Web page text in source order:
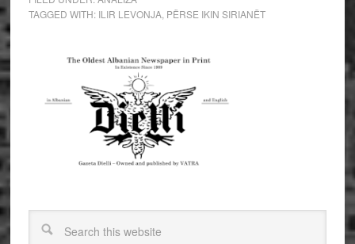
TAGGED WITH: ILIR LEVONJA, PËRSE IKIN SIRIANËT